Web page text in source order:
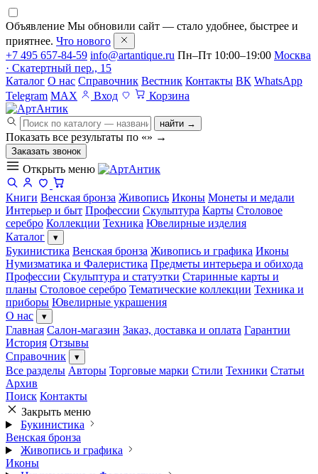
Объявление Мы обновили сайт — стало удобнее, быстрее и
приятнее. Что нового
+7 495 657-84-59 info@artantique.ru Пн–Пт 10:00–19:00 Москва
· Скатертный пер., 15
Каталог О нас Справочник Вестник Контакты ВК WhatsApp
Telegram MAX Вход Корзина
найти →
Показать все результаты по «» →
Заказать звонок
Открыть меню
Книги Венская бронза Живопись Иконы Монеты и медали
Интерьер и быт Профессии Скульптура Карты Столовое
серебро Коллекции Техника Ювелирные изделия
Каталог
▾
Букинистика Венская бронза Живопись и графика Иконы
Нумизматика и Фалеристика Предметы интерьера и обихода
Профессии Скульптура и статуэтки Старинные карты и
планы Столовое серебро Тематические коллекции Техника и
приборы Ювелирные украшения
О нас
▾
Главная Салон-магазин Заказ, доставка и оплата Гарантии
История Отзывы
Справочник
▾
Все разделы Авторы Торговые марки Стили Техники Статьи
Архив
Поиск Контакты
Закрыть меню
Букинистика
Венская бронза
Живопись и графика
Иконы